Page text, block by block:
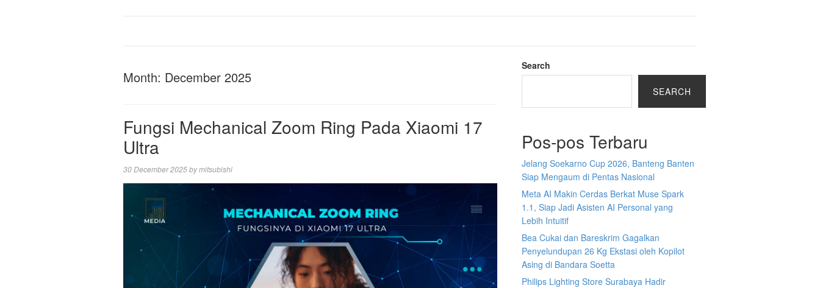
Month: December 2025
Fungsi Mechanical Zoom Ring Pada Xiaomi 17
Ultra
30 December 2025bymitsubishi
Search
SEARCH
Pos-pos Terbaru
Jelang Soekarno Cup 2026, Banteng Banten
Siap Mengaum di Pentas Nasional
Meta AI Makin Cerdas Berkat Muse Spark
1.1, Siap Jadi Asisten AI Personal yang
Lebih Intuitif
Bea Cukai dan Bareskrim Gagalkan
Penyelundupan 26 Kg Ekstasi oleh Kopilot
Asing di Bandara Soetta
Philips Lighting Store Surabaya Hadir